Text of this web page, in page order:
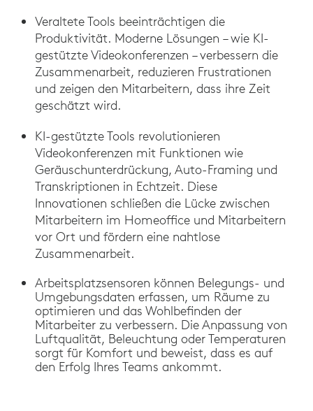
Veraltete Tools beeinträchtigen die
Produktivität. Moderne Lösungen – wie KI-
gestützte Videokonferenzen – verbessern die
Zusammenarbeit, reduzieren Frustrationen
und zeigen den Mitarbeitern, dass ihre Zeit
geschätzt wird.
KI-gestützte Tools revolutionieren
Videokonferenzen mit Funktionen wie
Geräuschunterdrückung, Auto-Framing und
Transkriptionen in Echtzeit. Diese
Innovationen schließen die Lücke zwischen
Mitarbeitern im Homeoffice und Mitarbeitern
vor Ort und fördern eine nahtlose
Zusammenarbeit.
Arbeitsplatzsensoren können Belegungs- und
Umgebungsdaten erfassen, um Räume zu
optimieren und das Wohlbefinden der
Mitarbeiter zu verbessern. Die Anpassung von
Luftqualität, Beleuchtung oder Temperaturen
sorgt für Komfort und beweist, dass es auf
den Erfolg Ihres Teams ankommt.